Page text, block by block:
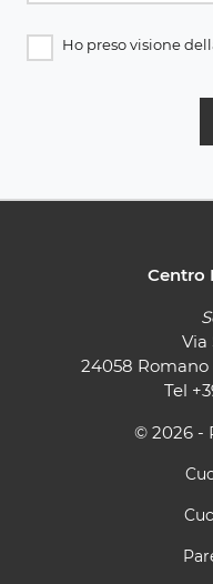
Ho preso visione
Centro
Via
24058
Tel
© 2026 -